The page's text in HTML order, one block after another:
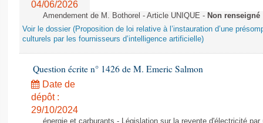
04/06/2026
Amendement de M. Bothorel - Article UNIQUE - Non renseigné
Voir le dossier (Proposition de loi relative à l’instauration d’une
culturels par les fournisseurs d’intelligence artificielle)
Question écrite n° 1426 de M. Emeric Salmon
Date de
dépôt :
29/10/2024
énergie et carburants - Législation sur la revente d'électricité